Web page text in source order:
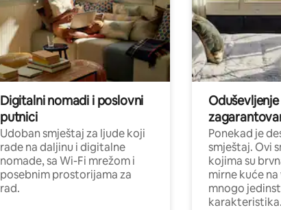
Digitalni nomadi i poslovni
putnici
Udoban smještaj za ljude koji
rade na daljinu i digitalne
nomade, sa Wi-Fi mrežom i
posebnim prostorijama za
rad.
Oduševljenje
Ponekad je
smještaj. Ovi
kojima su
mirne kuće
mnogo
karakteristika.